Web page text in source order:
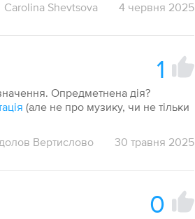
Carolina Shevtsova 4 червня 2025
1
Опредметнена дія?
(але не про музику, чи не тільки
Вертислово 30 травня 2025
0